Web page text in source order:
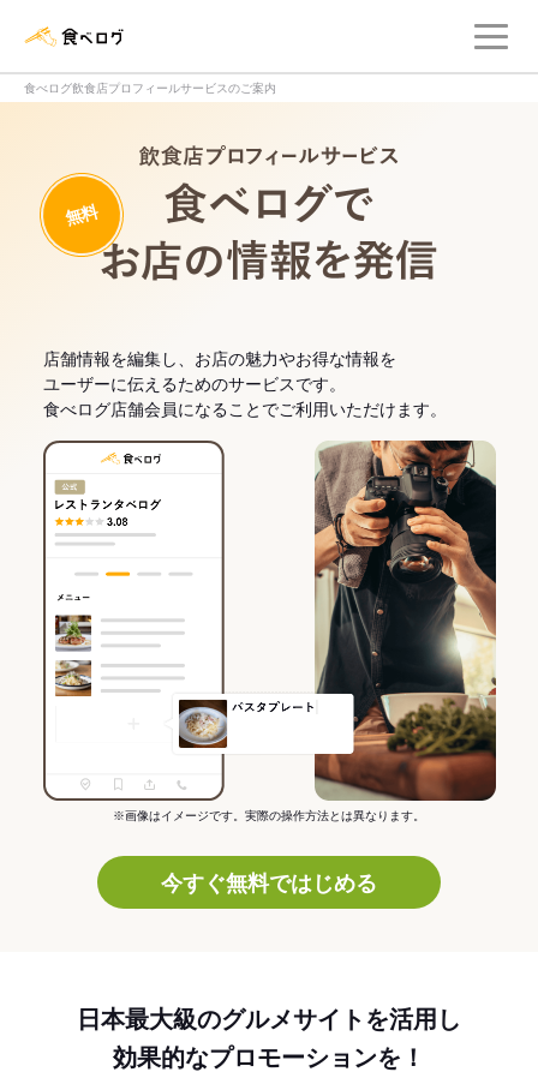
食べログ飲食店プロフィールサービスのご案内
無料
店舗情報を編集し、お店の魅力やお得な情報を
ユーザーに伝えるためのサービスです。
食べログ店舗会員になることでご利用いただけます。
※画像はイメージです。実際の操作方法とは異なります。
今すぐ無料ではじめる
日本最大級のグルメサイトを活用し
効果的なプロモーションを！